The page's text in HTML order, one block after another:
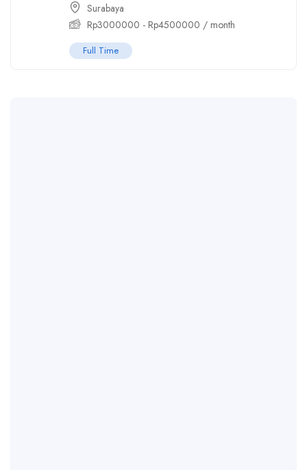
Surabaya
Rp3000000 - Rp4500000 / month
Full Time